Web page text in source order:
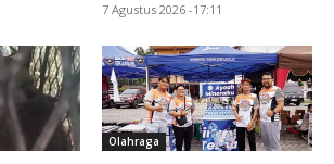
7 Agustus 2026 -17:11
Olahraga